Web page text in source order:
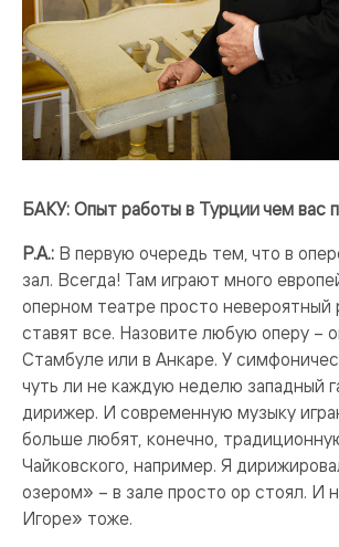
БАКУ: Опыт работы в Турции чем вас
Р.А.: В первую очередь тем, что в
зал. Всегда! Там играют много
оперном театре просто невероятный
ставят все. Назовите любую оперу –
Стамбуле или в Анкаре. У
чуть ли не каждую неделю западный
дирижер. И современную музыку
больше любят, конечно,
Чайковского, например. Я
озером» – в зале просто ор стоял. И
Игоре» тоже.